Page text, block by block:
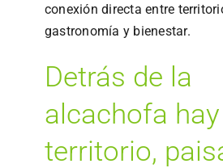
conexión directa entre
gastronomía y bienestar.
Detrás de la
alcachofa hay
territorio,